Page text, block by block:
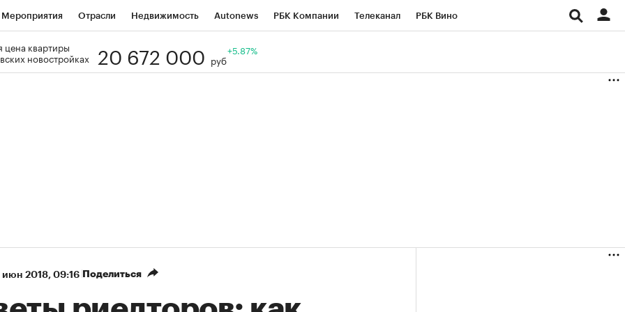
Мероприятия Отрасли Недвижимость Autonews РБК Компании Телеканал РБК Вино
Визионеры
цена квартиры
новостройках
20 672 000 руб
+5.87%
июн 2018, 09:16 Поделиться